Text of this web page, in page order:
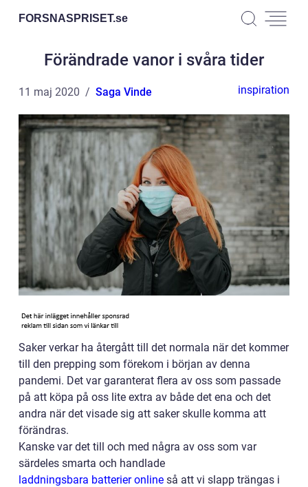
FORSNASPRISET.se
Förändrade vanor i svåra tider
11 maj 2020 Saga Vinde inspiration
Saker verkar ha återgått till det normala när det kommer
till den prepping som förekom i början av denna
pandemi. Det var garanterat flera av oss som passade
på att köpa på oss lite extra av både det ena och det
andra när det visade sig att saker skulle komma att
förändras.
Kanske var det till och med några av oss som var
särdeles smarta och handlade
laddningsbara batterier online så att vi slapp trängas i